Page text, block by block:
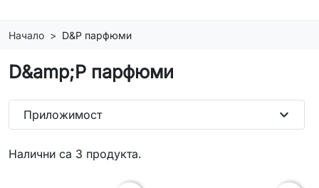
Начало D&P парфюми
D&amp;P парфюми
Налични са 3 продукта.
Приложимост expand_more